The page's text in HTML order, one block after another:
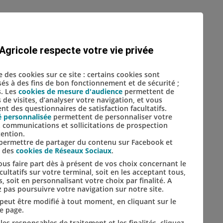
respecte votre vie privée
des cookies sur ce site : certains cookies sont
à des fins de bon fonctionnement et de sécurité ;
Les cookies de mesure d'audience permettent de
visites, d’analyser votre navigation, et vous
des questionnaires de satisfaction facultatifs.
personnalisée permettent de personnaliser votre
communications et sollicitations de prospection
de partager du contenu sur Facebook et
cookies de Réseaux Sociaux.
faire part dès à présent de vos choix concernant le
sur votre terminal, soit en les acceptant tous,
soit en personnalisant votre choix par finalité. A
pas poursuivre votre navigation sur notre site.
être modifié à tout moment, en cliquant sur le
page.